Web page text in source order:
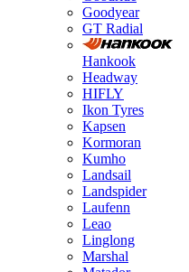
Goodyear
GT Radial
Hankook
Headway
HIFLY
Ikon Tyres
Kapsen
Kormoran
Kumho
Landsail
Landspider
Laufenn
Leao
Linglong
Marshal